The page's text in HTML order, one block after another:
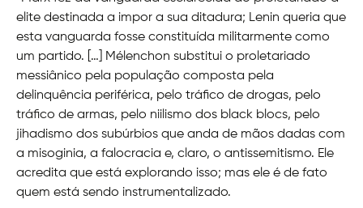
elite destinada a impor a sua ditadura; Lenin queria que
esta vanguarda fosse constituída militarmente como
um partido. […] Mélenchon substitui o proletariado
messiânico pela população composta pela
delinquência periférica, pelo tráfico de drogas, pelo
tráfico de armas, pelo niilismo dos black blocs, pelo
jihadismo dos subúrbios que anda de mãos dadas com
a misoginia, a falocracia e, claro, o antissemitismo. Ele
acredita que está explorando isso; mas ele é de fato
quem está sendo instrumentalizado.